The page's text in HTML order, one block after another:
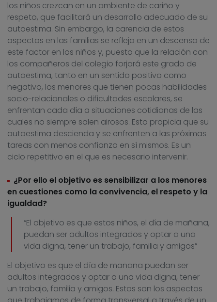
los niños crezcan en un ambiente de cariño y
respeto, que facilitará un desarrollo adecuado de su
autoestima. Sin embargo, la carencia de estos
aspectos en las familias se refleja en un descenso de
este factor en los niños y, puesto que la relación con
los compañeros del colegio forjará este grado de
autoestima, tanto en un sentido positivo como
negativo, los menores que tienen pocas habilidades
socio-relacionales o dificultades escolares, se
enfrentan cada día a situaciones cotidianas de las
cuales no siempre salen airosos. Esto propicia que su
autoestima descienda y se enfrenten a las próximas
tareas con menos confianza en sí mismos. Es un
ciclo repetitivo en el que es necesario intervenir.
¿Por ello el objetivo es sensibilizar a los menores
en cuestiones como la convivencia, el respeto y la
igualdad?
“El objetivo es que estos niños, el día de mañana,
puedan ser adultos integrados y optar a una
vida digna, tener un trabajo, familia y amigos”
El objetivo es que el día de mañana puedan ser
adultos integrados y optar a una vida digna, tener
un trabajo, familia y amigos. Estos son los aspectos